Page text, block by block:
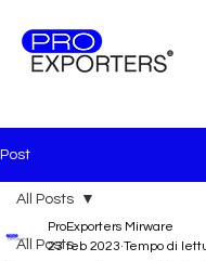
Post
All Posts
All Posts
ProExporters Mirware
23 feb 2023 Tempo di